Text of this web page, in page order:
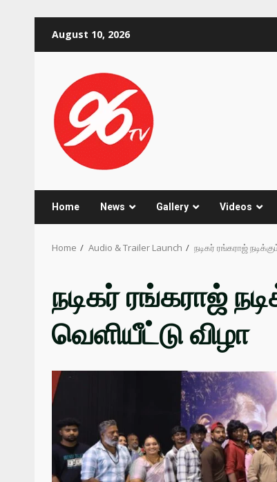
August 10, 2026
Home News Gallery Videos
Home Audio & Trailer Launch நடிகர் ரங்கராஜ்
நடிகர் ரங்கராஜ்
வெளியீட்டு விழா